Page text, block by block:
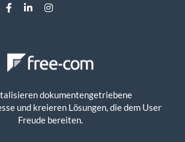
dokumentengetriebene
und kreieren Lösungen, die dem User
Freude bereiten.